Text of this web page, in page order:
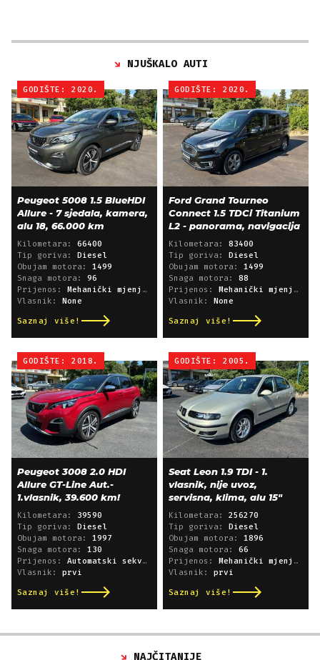
NJUŠKALO AUTI
GODIŠTE: 2020.
Peugeot 5008 1.5 BlueHDI
Allure - 7 sjedala, kamera,
alu 18, 66.000 km
Kilometara: 66400
Tip goriva:
Diesel
Obujam motora: 1499
Snaga motora: 96
Prijenos:
Mehanički mjenjač
Vlasnik:
None
Saznaj više!
GODIŠTE: 2020.
Ford Grand Tourneo
Connect 1.5 TDCi Titanium
L2 - panorama, navigacija
Kilometara: 83400
Tip goriva:
Diesel
Obujam motora: 1499
Snaga motora: 88
Prijenos:
Mehanički mjenjač
Vlasnik:
None
Saznaj više!
GODIŠTE: 2018.
Peugeot 3008 2.0 HDI
Allure GT-Line Aut.-
1.vlasnik, 39.600 km!
Kilometara: 39590
Tip goriva:
Diesel
Obujam motora: 1997
Snaga motora: 130
Prijenos: Automatski sekvencijski
Vlasnik: prvi
Saznaj više!
GODIŠTE: 2005.
Seat Leon 1.9 TDI - 1.
vlasnik, nije uvoz,
servisna, klima, alu 15"
Kilometara: 256270
Tip goriva:
Diesel
Obujam motora: 1896
Snaga motora: 66
Prijenos:
Mehanički mjenjač
Vlasnik: prvi
Saznaj više!
NAJČITANIJE